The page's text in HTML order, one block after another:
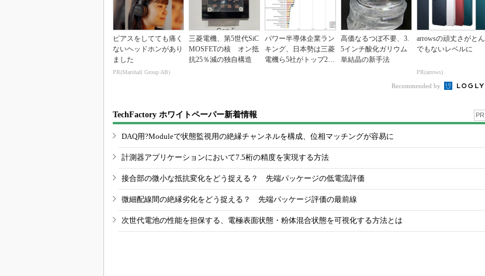
ピアスをしてても痛く
ないヘッドホンがあり
ました
PR(Marshall Group AB)
三菱電機、第5世代SiC
MOSFETの核 オン抵
抗25％減の独自構造
パワー半導体企業ラン
キング、日本勢は三菱
電機ら5社がトップ20
高価なるつぼ不要、3.
5インチ酸化ガリウム
単結晶の新手法
arrowsの頑丈さがとん
でもないレベルに
PR(arrows)
Recommended by
TechFactory ホワイトペーパー新着情報 PR
DAQ用?Moduleで状態監視用の絶縁チャンネルを構成、位相マッチングが容易に
計測器アプリケーションにおいて7.5桁の精度を実現する方法
接合部の微小な抵抗変化をどう捉える？ 先端パッケージの低電流評価
微細配線間の絶縁劣化をどう捉える？ 先端パッケージ評価の最前線
次世代電池の性能を担保する、電極表面状態・粉体混合状態を可視化する方法とは